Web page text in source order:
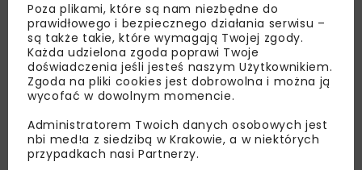
Poza plikami, które są nam niezbędne do
prawidłowego i bezpiecznego działania serwisu –
są także takie, które wymagają Twojej zgody.
Każda udzielona zgoda poprawi Twoje
doświadczenia jeśli jesteś naszym Użytkownikiem.
Zgoda na pliki cookies jest dobrowolna i można ją
wycofać w dowolnym momencie.
Administratorem Twoich danych osobowych jest
nbi med!a z siedzibą w Krakowie, a w niektórych
przypadkach nasi Partnerzy.